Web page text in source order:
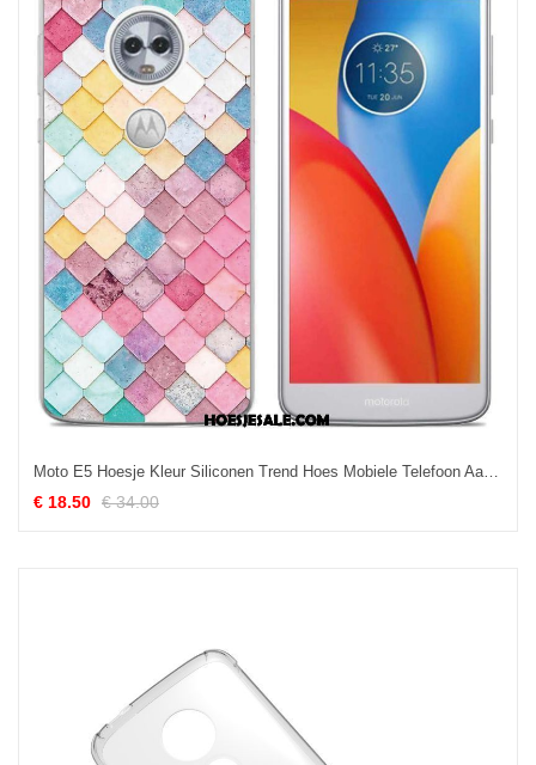
Moto E5 Hoesje Kleur Siliconen Trend Hoes Mobiele Telefoon Aanbiedingen
€ 18.50 € 34.00